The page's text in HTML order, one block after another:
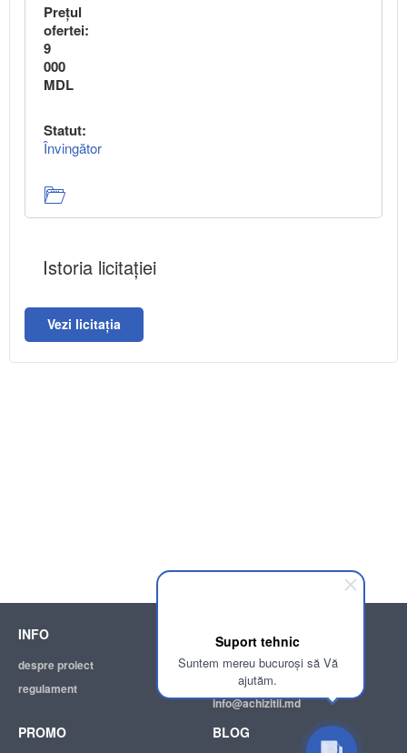
Suport tehnic
Suntem mereu bucuroși să Vă
ajutăm.
Preţul
ofertei:
9
000
MDL
Statut:
Învingător
Istoria licitației
Vezi licitația
INFO
despre proiect
regulament
SUPPORT
ajutor
adresa electronică:
info@achizitii.md
PROMO BLOG